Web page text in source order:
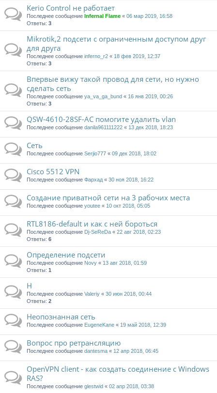
Kerio Control не работает
Последнее сообщение Infernal Flame « 06 мар 2019, 16:58
Ответы: 3
Mikrotik,2 подсети с ограниченным доступом друг
для друга
Последнее сообщение inferno_r2 « 18 фев 2019, 12:37
Ответы: 3
Впервые вижу такой провод для сети, но нужно
сделать сеть
Последнее сообщение ya_va_ga_bund « 16 янв 2019, 00:26
Ответы: 3
QSW-4610-28SF-AC помогите удалить vlan
Последнее сообщение danila961111222 « 13 дек 2018, 18:23
Сеть
Последнее сообщение Serjio777 « 09 дек 2018, 18:02
Cisco 5512 VPN
Последнее сообщение Фархад « 30 ноя 2018, 16:22
Создание приватной сети на 3 рабочих места
Последнее сообщение youtee « 10 окт 2018, 05:05
RTL8186-default и как с ней бороться
Последнее сообщение Dj-SeReDa « 22 авг 2018, 02:23
Ответы: 6
Определение подсети
Последнее сообщение Novy « 13 авг 2018, 01:59
Ответы: 1
Н
Последнее сообщение Valeriy « 30 июн 2018, 00:44
Ответы: 2
Неопознанная сеть
Последнее сообщение EugeneKane « 19 май 2018, 12:39
Вопрос про ретрансляцию
Последнее сообщение dantesma « 12 апр 2018, 06:45
OpenVPN client - как создать соединение с Windows
RAS?
Последнее сообщение glestwid « 02 апр 2018, 03:38